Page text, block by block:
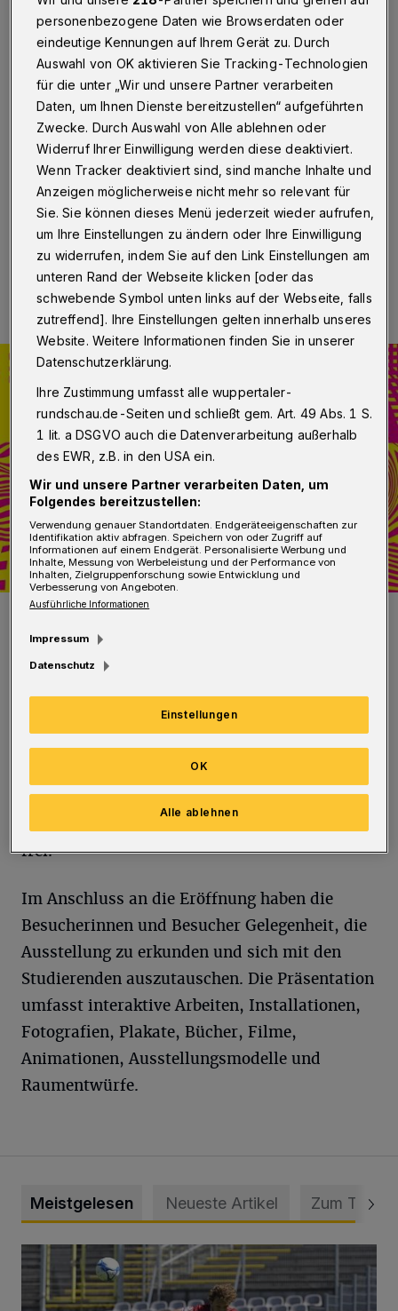
Wuppertal· Am Mittwoch und Donnerstag (23. und
24. November 2022) präsentieren Studierende sowie
Absolventinnen und Absolventen der vier Design-
Teilstudiengänge Mediendesign und Designtechnik,
Design Interaktiver Medien, Design Audiovisueller
Medien sowie Farbtechnik / Raumgestaltung /
Oberflächentechnik der Bergischen Uni Wuppertal
aktuelle Arbeiten aus dem Studienkontext sowie
Abschlussarbeiten.
23.11.2022 , 11:00 Uhr Eine Minute Lesezeit
Das Plakat zur Ausstellung.
Die Ausstellung „LOOP 2022“ wird am
Mittwoch um 18 Uhr in Gebäude I, Ebene 13
(Campus Grifflenberg, Zugang über
frei.
Im Anschluss an die Eröffnung haben die
Besucherinnen und Besucher Gelegenheit, die
Ausstellung zu erkunden und sich mit den
Studierenden auszutauschen. Die Präsentation
umfasst interaktive Arbeiten, Installationen,
Fotografien, Plakate, Bücher, Filme,
Animationen, Ausstellungsmodelle und
Raumentwürfe.
Meistgelesen Neueste Artikel Zum Thema
WSV: Übertragung im Barmer Bahnhof und klare Ansage
personenbezogene Daten wie Browserdaten oder
eindeutige Kennungen auf Ihrem Gerät zu. Durch
Auswahl von OK aktivieren Sie Tracking-Technologien
für die unter „Wir und unsere Partner verarbeiten
Daten, um Ihnen Dienste bereitzustellen“ aufgeführten
Zwecke. Durch Auswahl von Alle ablehnen oder
Widerruf Ihrer Einwilligung werden diese deaktiviert.
Wenn Tracker deaktiviert sind, sind manche Inhalte und
Anzeigen möglicherweise nicht mehr so relevant für
Sie. Sie können dieses Menü jederzeit wieder aufrufen,
um Ihre Einstellungen zu ändern oder Ihre Einwilligung
zu widerrufen, indem Sie auf den Link Einstellungen am
unteren Rand der Webseite klicken [oder das
schwebende Symbol unten links auf der Webseite, falls
zutreffend]. Ihre Einstellungen gelten innerhalb unseres
Website. Weitere Informationen finden Sie in unserer
Datenschutzerklärung.
Ihre Zustimmung umfasst alle wuppertaler-
rundschau.de-Seiten und schließt gem. Art. 49 Abs. 1 S.
1 lit. a DSGVO auch die Datenverarbeitung außerhalb
des EWR, z.B. in den USA ein.
Wir und unsere Partner verarbeiten Daten, um
Folgendes bereitzustellen:
Verwendung genauer Standortdaten. Endgeräteeigenschaften zur
Identifikation aktiv abfragen. Speichern von oder Zugriff auf
Informationen auf einem Endgerät. Personalisierte Werbung und
Inhalte, Messung von Werbeleistung und der Performance von
Inhalten, Zielgruppenforschung sowie Entwicklung und
Verbesserung von Angeboten.
Ausführliche Informationen
Impressum
Datenschutz
Einstellungen
Alle ablehnen
OK